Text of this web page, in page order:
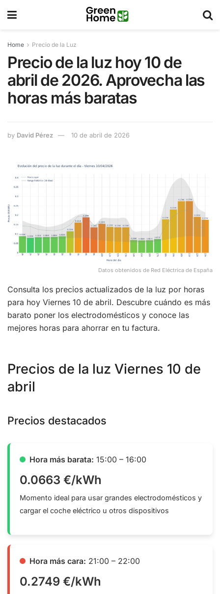
Home Precio de la Luz
Precio de la luz hoy 10 de
abril de 2026. Aprovecha las
horas más baratas
by David Pérez 10 de abril de 2026
Datos obtenidos de Red Eléctrica de España
Consulta los precios actualizados de la luz por horas
para hoy Viernes 10 de abril. Descubre cuándo es más
barato poner los electrodomésticos y conoce las
mejores horas para ahorrar en tu factura.
Precios de la luz Viernes 10 de
abril
Precios destacados
Hora más barata: 15:00 – 16:00
0.0663 €/kWh
Momento ideal para usar grandes electrodomésticos y
cargar el coche eléctrico u otros dispositivos
Hora más cara: 21:00 – 22:00
0.2749 €/kWh